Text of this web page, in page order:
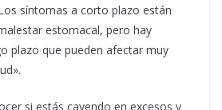
síntomas a corto plazo están
estomacal, pero hay
plazo que pueden afectar muy
si estás cayendo en excesos y